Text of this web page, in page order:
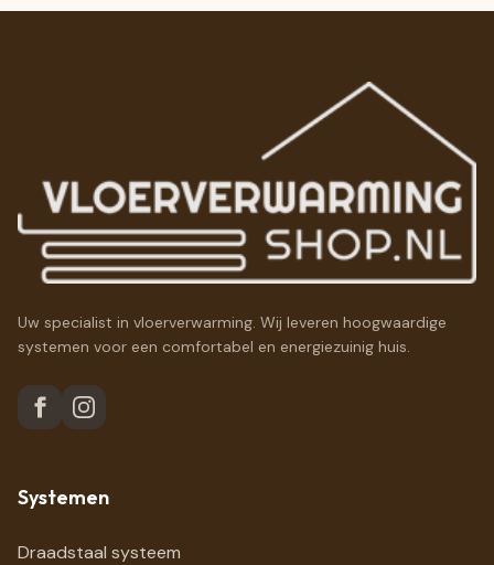
Uw specialist in vloerverwarming. Wij leveren hoogwaardige
systemen voor een comfortabel en energiezuinig huis.
Systemen
Draadstaal systeem